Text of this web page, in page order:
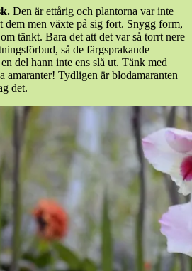
Den är ettårig och plantorna var inte
dem men växte på sig fort. Snygg form,
tänkt. Bara det att det var så torrt nere
så de färgsprakande
del hann inte ens slå ut. Tänk med
amaranter! Tydligen är blodamaranten
det.